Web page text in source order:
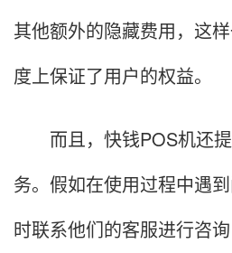
其他额外的隐藏费用，这
度上保证了用户的权益。
而且，快钱POS机还提
务。假如在使用过程中遇
时联系他们的客服进行咨